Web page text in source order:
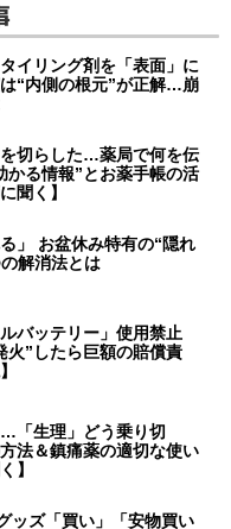
イリング剤を「表面」に
“内側の根元”が正解…崩
切らした…薬局で何を伝
る情報”とお薬手帳の活
聞く】
」 お盆休み特有の“隠れ
解消法とは
バッテリー」使用禁止
火”したら巨額の賠償責
「生理」どう乗り切
法＆鎮痛薬の適切な使い
】
ッズ「買い」「安物買い